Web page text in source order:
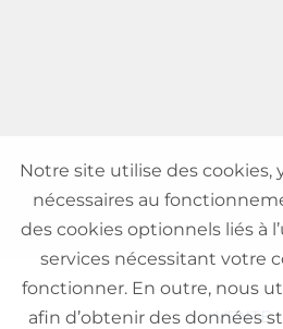
VENTE
Notre site utilise des cookies,
nécessaires au
des cookies optionnels liés à
services nécessitant votre
fonctionner. En outre, nous
afin d’obtenir des données